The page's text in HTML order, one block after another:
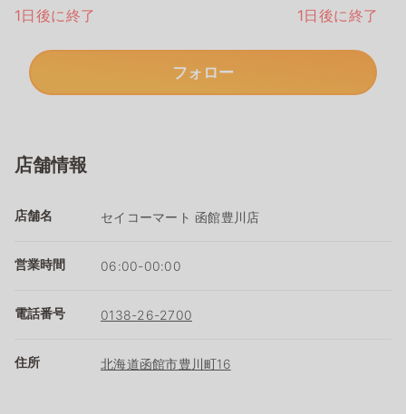
1日後に終了
1日後に終了
フォロー
店舗情報
店舗名 セイコーマート 函館豊川店
営業時間 06:00-00:00
電話番号 0138-26-2700
住所 北海道函館市豊川町16